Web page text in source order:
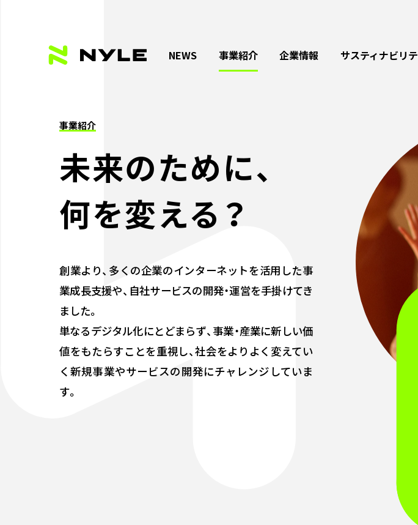
NEWS 事業紹介 企業情報 サスティナビリ
事業紹介
未来のために、
何を変える？
創業より、多くの企業のインターネットを活用した事
業成長支援や、自社サービスの開発・運営を手掛けてき
ました。
単なるデジタル化にとどまらず、事業・産業に新しい価
値をもたらすことを重視し、社会をよりよく変えてい
く新規事業やサービスの開発にチャレンジしていま
す。